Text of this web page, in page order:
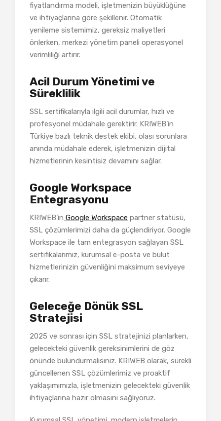
fiyatlandırma modeli, işletmenizin büyüklüğüne
ve ihtiyaçlarına göre şekillenir. Otomatik
yenileme sistemimiz, gereksiz maliyetleri
önlerken, merkezi yönetim paneli operasyonel
verimliliği artırır.
Acil Durum Yönetimi ve
Süreklilik
SSL sertifikalarıyla ilgili acil durumlar, hızlı ve
profesyonel müdahale gerektirir. KRIWEB’in
Türkiye bazlı teknik destek ekibi, olası sorunlara
anında müdahale ederek, işletmenizin dijital
hizmetlerinin kesintisiz devamını sağlar.
Google Workspace
Entegrasyonu
KRIWEB’in Google Workspace partner statüsü,
SSL çözümlerimizi daha da güçlendiriyor. Google
Workspace ile tam entegrasyon sağlayan SSL
sertifikalarımız, kurumsal e-posta ve bulut
hizmetlerinizin güvenliğini maksimum seviyeye
çıkarır.
Geleceğe Dönük SSL
Stratejisi
2025 ve sonrası için SSL stratejinizi planlarken,
gelecekteki güvenlik gereksinimlerini de göz
önünde bulundurmalısınız. KRIWEB olarak, sürekli
güncellenen SSL çözümlerimiz ve proaktif
yaklaşımımızla, işletmenizin gelecekteki güvenlik
ihtiyaçlarına hazır olmasını sağlıyoruz.